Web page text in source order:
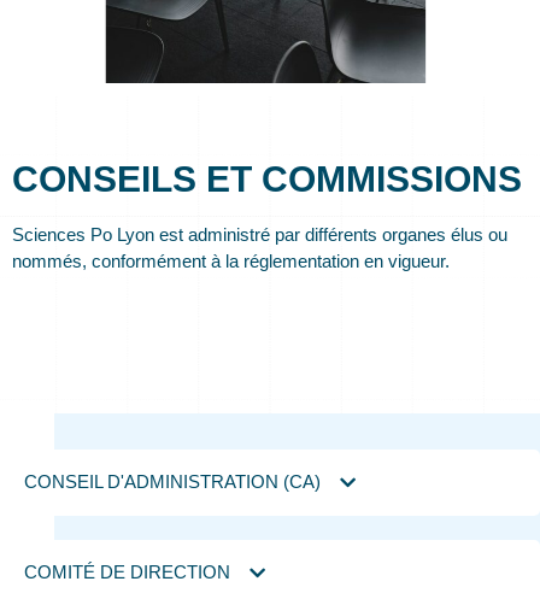
CONSEILS ET COMMISSIONS
Sciences Po Lyon est administré par différents organes élus ou
nommés, conformément à la réglementation en vigueur.
CONSEIL D'ADMINISTRATION (CA)
COMITÉ DE DIRECTION